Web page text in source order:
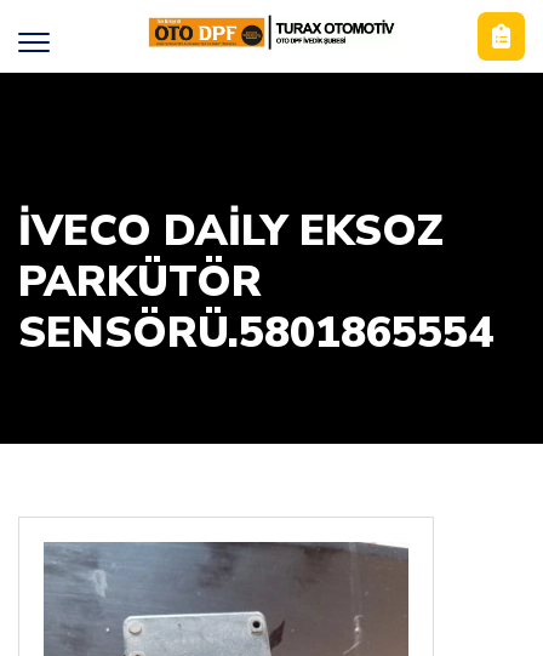
İVECO DAİLY EKSOZ
PARKÜTÖR
SENSÖRÜ.5801865554